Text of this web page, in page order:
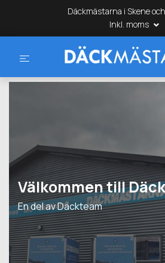
Däckmästarna i Skene
Inkl. moms